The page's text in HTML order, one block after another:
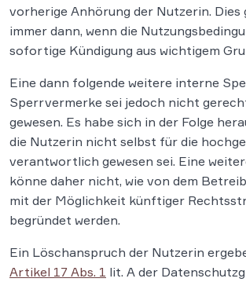
vorherige Anhörung der Nutzerin. Dies
immer dann, wenn die
sofortige Kündigung aus wichtigem
Eine dann folgende weitere interne
Sperrvermerke sei jedoch nicht
gewesen. Es habe sich in der Folge
die Nutzerin nicht selbst für die
verantwortlich gewesen sei. Eine
könne daher nicht, wie von dem
mit der Möglichkeit künftiger
begründet werden.
Ein Löschanspruch der Nutzerin
Artikel 17 Abs. 1 lit. A der